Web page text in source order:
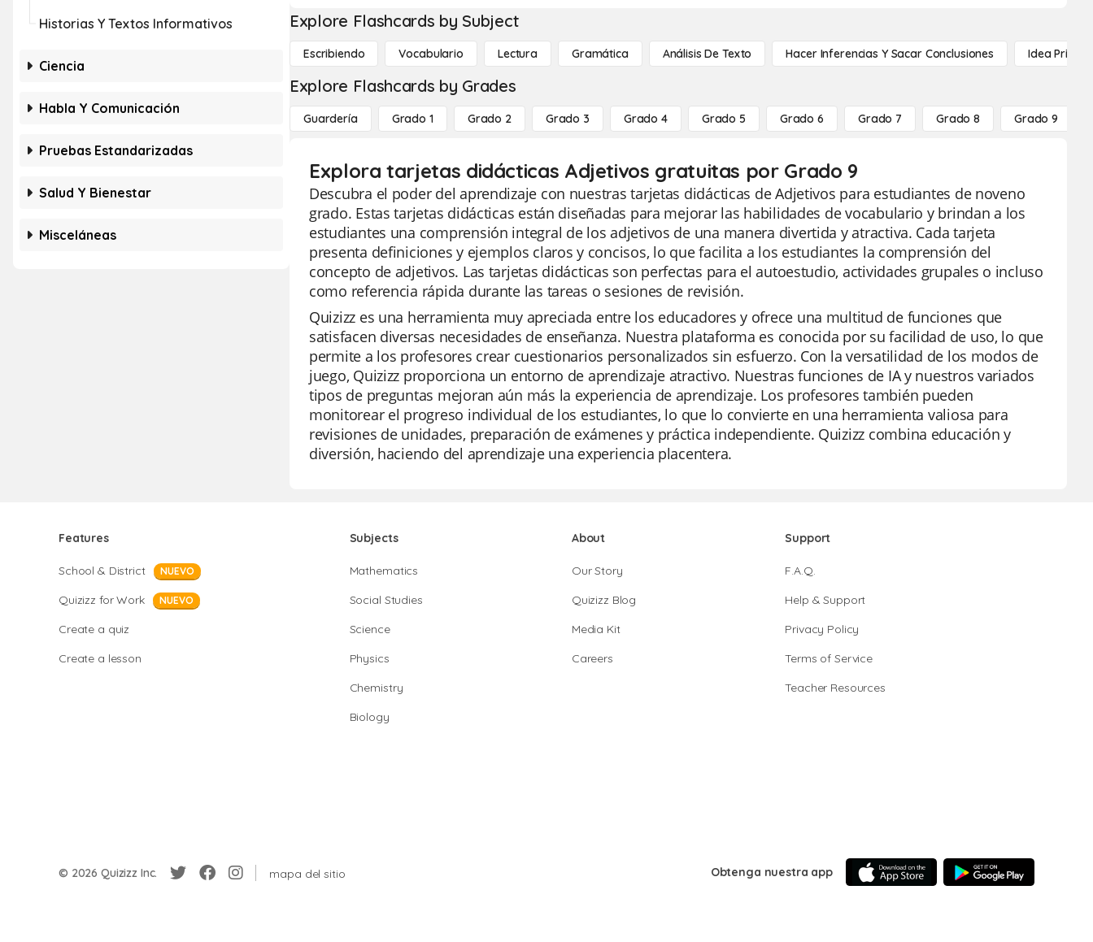
Historias Y Textos Informativos
Ciencia
Habla Y Comunicación
Pruebas Estandarizadas
Salud Y Bienestar
Misceláneas
Explore Flashcards by Subject
Escribiendo Vocabulario Lectura Gramática Análisis De Texto Hacer Inferencias Y Sacar Conclusiones Idea
Explore Flashcards by Grades
Guardería Grado 1 Grado 2 Grado 3 Grado 4 Grado 5 Grado 6 Grado 7 Grado 8 Grado 9
Explora tarjetas didácticas Adjetivos gratuitas por Grado 9
Descubra el poder del aprendizaje con nuestras tarjetas didácticas de Adjetivos para estudiantes de noveno
grado. Estas tarjetas didácticas están diseñadas para mejorar las habilidades de vocabulario y brindan a los
estudiantes una comprensión integral de los adjetivos de una manera divertida y atractiva. Cada tarjeta
presenta definiciones y ejemplos claros y concisos, lo que facilita a los estudiantes la comprensión del
concepto de adjetivos. Las tarjetas didácticas son perfectas para el autoestudio, actividades grupales o incluso
como referencia rápida durante las tareas o sesiones de revisión.
Quizizz es una herramienta muy apreciada entre los educadores y ofrece una multitud de funciones que
satisfacen diversas necesidades de enseñanza. Nuestra plataforma es conocida por su facilidad de uso, lo que
permite a los profesores crear cuestionarios personalizados sin esfuerzo. Con la versatilidad de los modos de
juego, Quizizz proporciona un entorno de aprendizaje atractivo. Nuestras funciones de IA y nuestros variados
tipos de preguntas mejoran aún más la experiencia de aprendizaje. Los profesores también pueden
monitorear el progreso individual de los estudiantes, lo que lo convierte en una herramienta valiosa para
revisiones de unidades, preparación de exámenes y práctica independiente. Quizizz combina educación y
diversión, haciendo del aprendizaje una experiencia placentera.
Features
School & District NUEVO
Quizizz for Work NUEVO
Create a quiz
Create a lesson
Subjects
Mathematics
Social Studies
Science
Physics
Chemistry
Biology
About
Our Story
Quizizz Blog
Media Kit
Careers
Support
F.A.Q.
Help & Support
Privacy Policy
Terms of Service
Teacher Resources
© 2026 Quizizz Inc. mapa del sitio Obtenga nuestra app